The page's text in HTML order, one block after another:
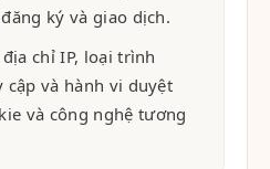
ký và giao dịch.
địa chỉ IP, loại trình
và hành vi duyệt
và công nghệ tương